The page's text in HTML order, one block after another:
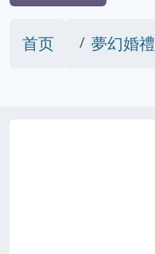
首页 夢幻婚禮